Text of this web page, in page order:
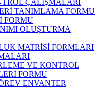
TANIMLAMA FORMU
FORMU
OLUŞTURMA
MATRİSİ FORMLARI
VE KONTROL
FORMU
ENVANTER